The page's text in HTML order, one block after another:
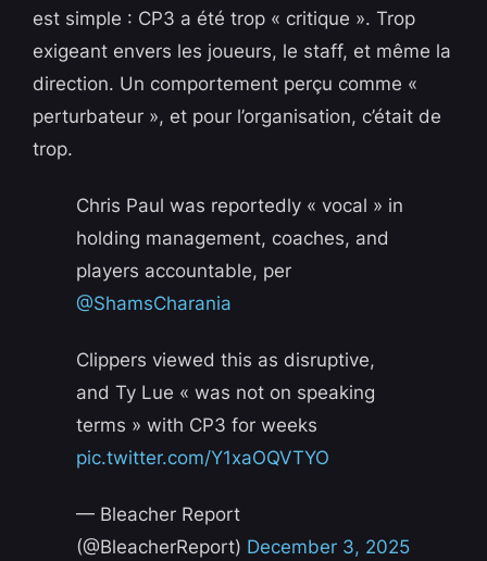
est simple : CP3 a été trop « critique ». Trop
exigeant envers les joueurs, le staff, et même la
direction. Un comportement perçu comme «
perturbateur », et pour l’organisation, c’était de
trop.
Chris Paul was reportedly « vocal » in
holding management, coaches, and
players accountable, per
@ShamsCharania
Clippers viewed this as disruptive,
and Ty Lue « was not on speaking
terms » with CP3 for weeks
pic.twitter.com/Y1xaOQVTYO
— Bleacher Report
(@BleacherReport) December 3, 2025